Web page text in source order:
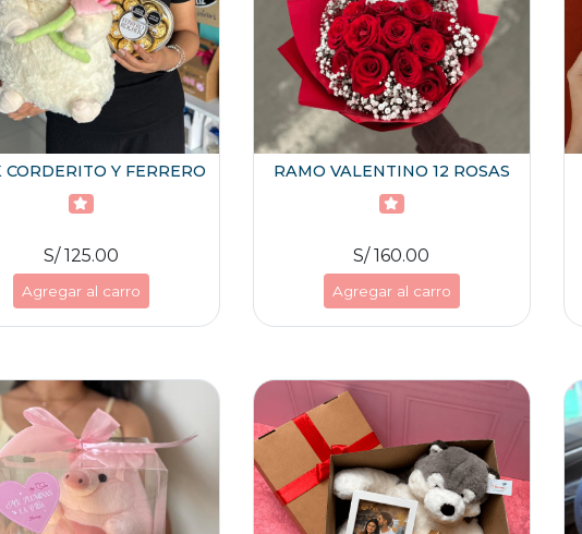
CORDERITO Y FERRERO
S/ 125.00
Agregar al carro
RAMO VALENTINO 12 ROSAS
S/ 160.00
Agregar al carro